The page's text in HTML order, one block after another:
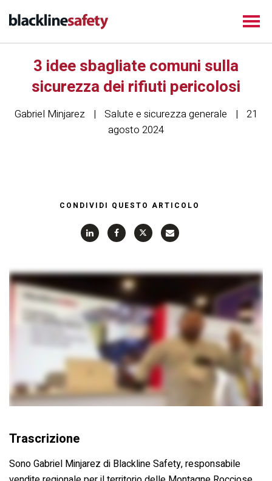
3 idee sbagliate comuni sulla
sicurezza dei rifiuti pericolosi
Gabriel Minjarez Salute e sicurezza generale
21
agosto 2024
CONDIVIDI QUESTO ARTICOLO
Trascrizione
Sono Gabriel Minjarez di Blackline Safety, responsabile